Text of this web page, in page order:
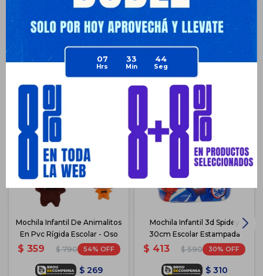
07 33 44
Productos que te pueden interesar
Mochila Infantil De Animalitos
En Pvc Rígida Escolar - Oso
$ 359 $ 790 54
$ 269
Mochila Infantil 3d Spidey
30cm Escolar Estampada
$ 413 $ 590 30
$ 310